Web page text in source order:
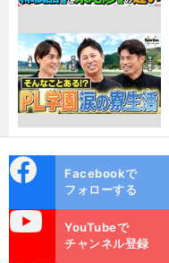
ok
Facebookで
フォローする
YouTubeで
チャンネル登録